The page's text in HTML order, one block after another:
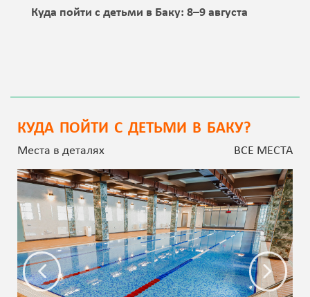
Куда пойти с детьми в Баку: 8–9 августа
КУДА ПОЙТИ С ДЕТЬМИ В БАКУ?
Места в деталях ВСЕ МЕСТА